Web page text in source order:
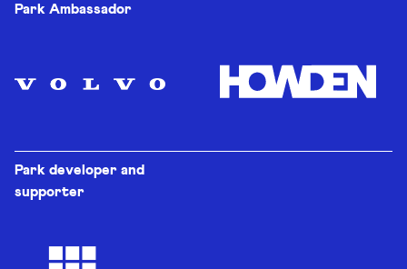
Park Ambassador
Park developer and
supporter